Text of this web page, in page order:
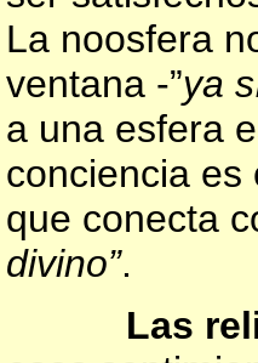
La noosfera
ventana -”ya
a una esfera
conciencia es
que conecta
divino”.
Las